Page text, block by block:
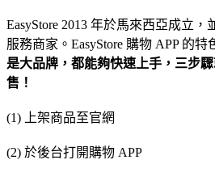
EasyStore 2013 年於馬來西亞成立，
服務商家。EasyStore 購物 APP 的特
是大品牌，都能夠快速上手，三步
售！
(1) 上架商品至官網
(2) 於後台打開購物 APP